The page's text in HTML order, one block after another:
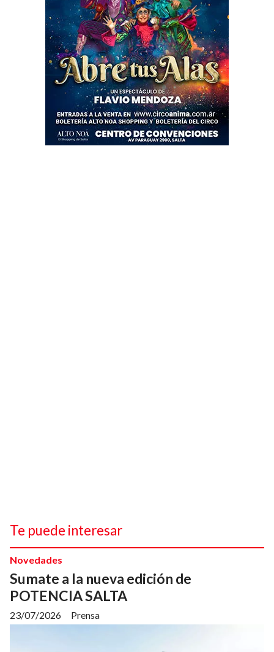
Te puede interesar
Sumate a la nueva edición de
POTENCIA SALTA
Prensa
Novedades
23/07/2026